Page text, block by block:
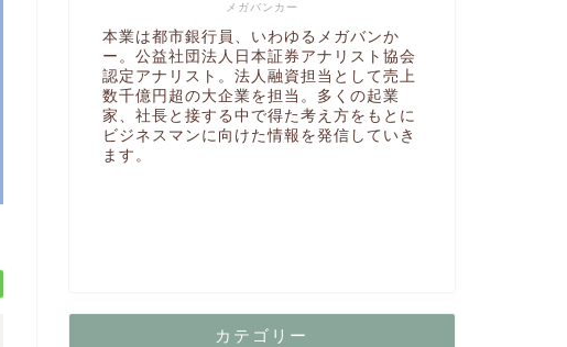
メガバンカー
本業は都市銀行員、いわゆるメガバンか
ー。公益社団法人日本証券アナリスト協会
認定アナリスト。法人融資担当として売上
数千億円超の大企業を担当。多くの起業
家、社長と接する中で得た考え方をもとに
ビジネスマンに向けた情報を発信していき
ます。
カテゴリー